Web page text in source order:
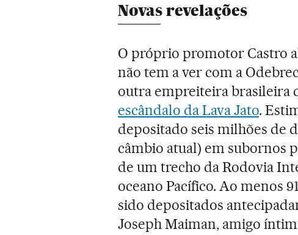
Novas revelações
O próprio promotor Castro
não tem a ver com a
outra empreiteira brasileira
escândalo da Lava Jato.
depositado seis milhões de
câmbio atual) em subornos
de um trecho da Rodovia
oceano Pacífico. Ao menos
sido depositados
Joseph Maiman, amigo